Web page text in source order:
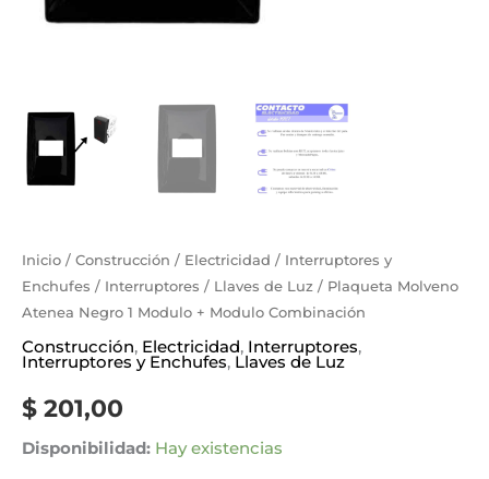
Inicio / Construcción / Electricidad / Interruptores y
Enchufes / Interruptores / Llaves de Luz / Plaqueta Molveno
Atenea Negro 1 Modulo + Modulo Combinación
Construcción, Electricidad, Interruptores,
Interruptores y Enchufes, Llaves de Luz
$ 201,00
Disponibilidad: Hay existencias